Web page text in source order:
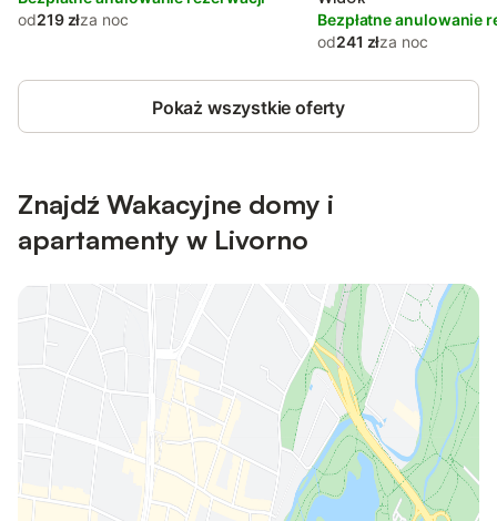
od219 złza noc
Bezpłatne anulowanie
od241 złza noc
Pokaż wszystkie oferty
Znajdź Wakacyjne domy i
apartamenty w Livorno